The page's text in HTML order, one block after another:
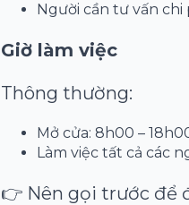
Người cần tư vấn chi
Giờ làm việc
Thông thường:
Mở cửa: 8h00 –
Làm việc tất cả các
👉 Nên gọi trước để